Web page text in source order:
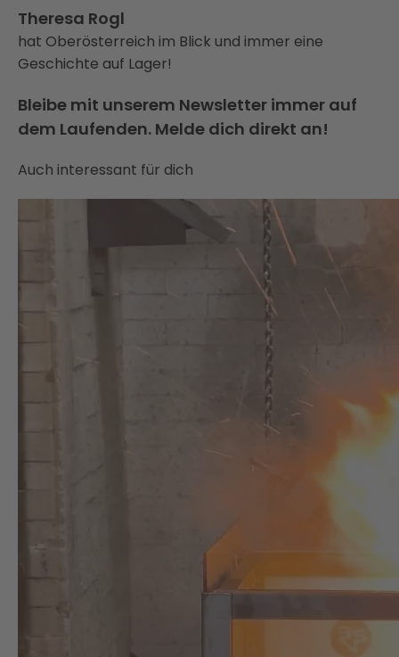
Theresa Rogl
hat Oberösterreich im Blick und immer eine
Geschichte auf Lager!
Bleibe mit unserem Newsletter immer auf
dem Laufenden. Melde dich direkt an!
Auch interessant für dich